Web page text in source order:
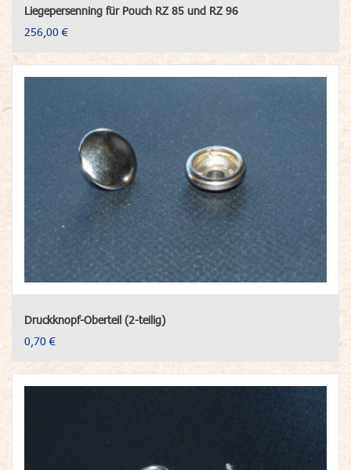
Liegepersenning für Pouch RZ 85 und RZ 96
256,00 €
Druckknopf-Oberteil (2-teilig)
0,70 €